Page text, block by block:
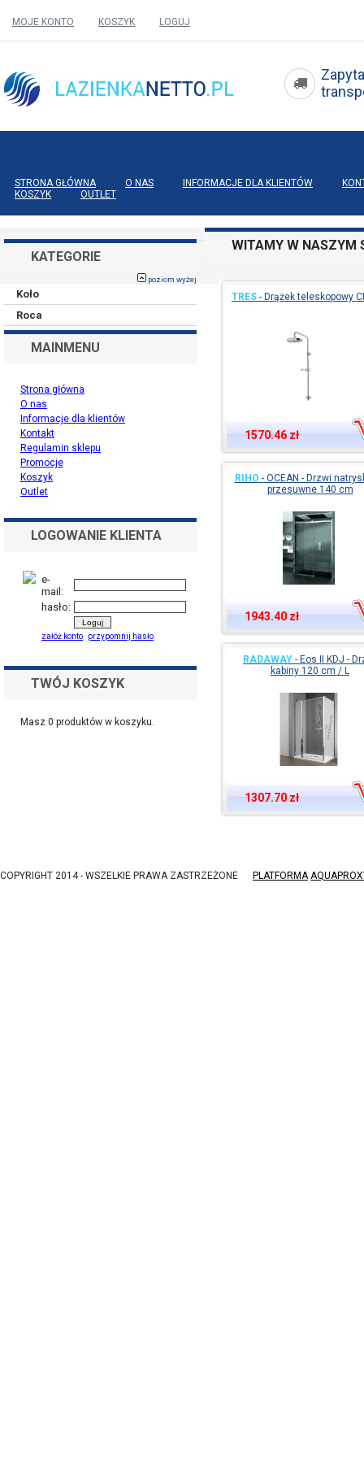
MOJE KONTO KOSZYK LOGUJ
STRONA GŁÓWNA O NAS INFORMACJE DLA KLIENTÓW
KOSZYK
OUTLET
KATEGORIE
poziom wyżej
Koło
Roca
MAINMENU
Strona główna
O nas
Informacje dla klientów
Kontakt
Regulamin sklepu
Promocje
Koszyk
Outlet
LOGOWANIE KLIENTA
e-
mail:
hasło:
załóż konto przypomnij hasło
TWÓJ KOSZYK
Masz 0 produktów w koszyku.
WITAMY W NASZYM
TRES - Drążek teleskopowy
1570.46 zł
RIHO -OCEAN - Drzwi
przesuwne 140 cm
1943.40 zł
RADAWAY - Eos II KDJ -
kabiny 120 cm / L
1307.70 zł
COPYRIGHT 2014 - WSZELKIE PRAWA ZASTRZEŻONE PLATFORMA